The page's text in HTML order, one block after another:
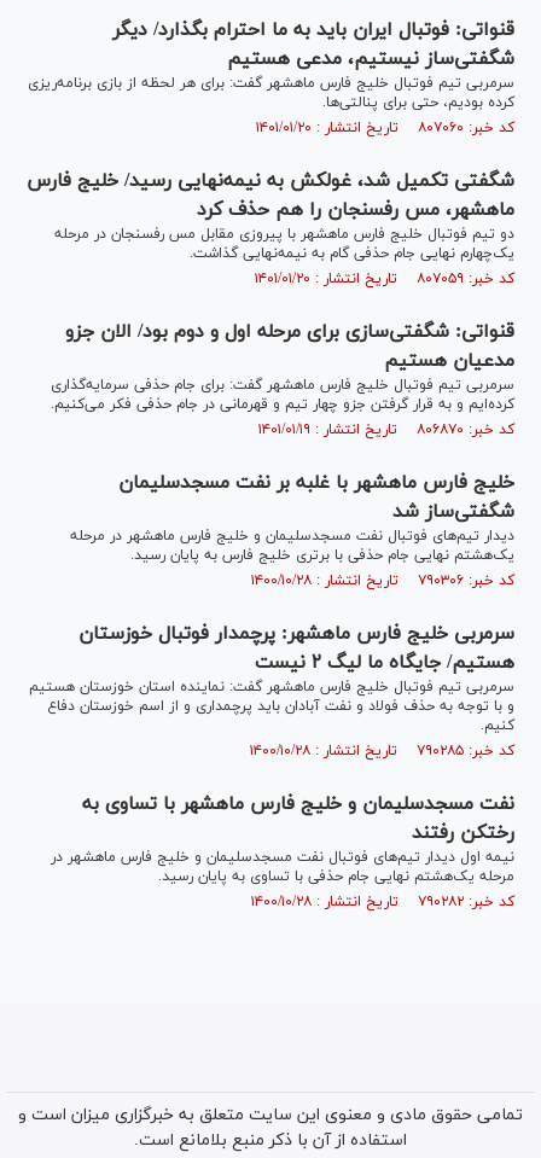
قنواتی: فوتبال ایران باید به ما احترام بگذارد/ دیگر
شگفتی‌ساز نیستیم، مدعی هستیم
سرمربی تیم فوتبال خلیج فارس ماهشهر گفت: برای هر لحظه از بازی برنامه‌ریزی
کرده بودیم، حتی برای پنالتی‌ها.
کد خبر: ۸۰۷۰۶۰ تاریخ انتشار : ۱۴۰۱/۰۱/۲۰
شگفتی تکمیل شد، غولکش به نیمه‌نهایی رسید/ خلیج فارس
ماهشهر، مس رفسنجان را هم حذف کرد
دو تیم فوتبال خلیج فارس ماهشهر با پیروزی مقابل مس رفسنجان در مرحله
یک‌چهارم نهایی جام حذفی گام به نیمه‌نهایی گذاشت.
کد خبر: ۸۰۷۰۵۹ تاریخ انتشار : ۱۴۰۱/۰۱/۲۰
قنواتی: شگفتی‌سازی برای مرحله اول و دوم بود/ الان جزو
مدعیان هستیم
سرمربی تیم فوتبال خلیج فارس ماهشهر گفت: برای جام حذفی سرمایه‌گذاری
کرده‌ایم و به قرار گرفتن جزو چهار تیم و قهرمانی در جام حذفی فکر می‌کنیم.
کد خبر: ۸۰۶۸۷۰ تاریخ انتشار : ۱۴۰۱/۰۱/۱۹
خلیج فارس ماهشهر با غلبه بر نفت مسجدسلیمان
شگفتی‌ساز شد
دیدار تیم‌های فوتبال نفت مسجدسلیمان و خلیج فارس ماهشهر در مرحله
یک‌هشتم نهایی جام حذفی با برتری خلیج فارس به پایان رسید.
کد خبر: ۷۹۰۳۰۶ تاریخ انتشار : ۱۴۰۰/۱۰/۲۸
سرمربی خلیج فارس ماهشهر: پرچمدار فوتبال خوزستان
هستیم/ جایگاه ما لیگ ۲ نیست
سرمربی تیم فوتبال خلیج فارس ماهشهر گفت: نماینده استان خوزستان هستیم
و با توجه به حذف فولاد و نفت آبادان باید پرچمداری و از اسم خوزستان دفاع
کنیم.
کد خبر: ۷۹۰۲۸۵ تاریخ انتشار : ۱۴۰۰/۱۰/۲۸
نفت مسجدسلیمان و خلیج فارس ماهشهر با تساوی به
رختکن رفتند
نیمه اول دیدار تیم‌های فوتبال نفت مسجدسلیمان و خلیج فارس ماهشهر در
مرحله یک‌هشتم نهایی جام حذفی با تساوی به پایان رسید.
کد خبر: ۷۹۰۲۸۲ تاریخ انتشار : ۱۴۰۰/۱۰/۲۸
تمامی حقوق مادی و معنوی این سایت متعلق به خبرگزاری میزان است و
استفاده از آن با ذکر منبع بلامانع است.